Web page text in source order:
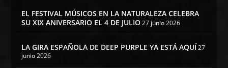
EL FESTIVAL MÚSICOS EN LA NATURALEZA CELEBRA
SU XIX ANIVERSARIO EL 4 DE JULIO 27 junio 2026
LA GIRA ESPAÑOLA DE DEEP PURPLE YA ESTÁ AQUÍ 27
junio 2026